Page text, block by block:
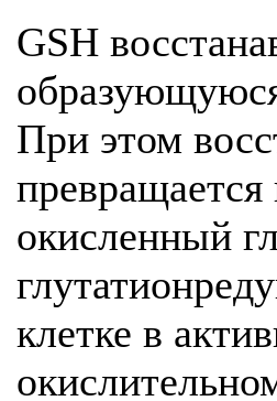
GSH
При этом
окисленный
клетке в